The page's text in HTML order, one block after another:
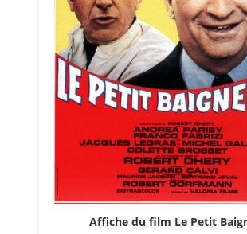
Affiche du film Le Petit